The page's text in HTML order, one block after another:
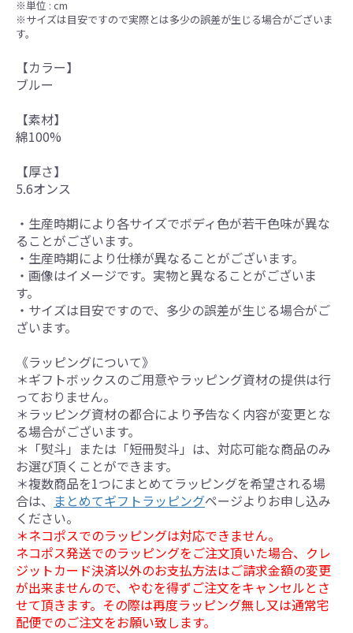
※単位 : cm
※サイズは目安ですので実際とは多少の誤差が生じる場合がございま
す。
【カラー】
ブルー
【素材】
綿100%
【厚さ】
5.6オンス
・生産時期により各サイズでボディ色が若干色味が異な
ることがございます。
・生産時期により仕様が異なることがございます。
・画像はイメージです。実物と異なることがございま
す。
・サイズは目安ですので、多少の誤差が生じる場合がご
ざいます。
《ラッピングについて》
＊ギフトボックスのご用意やラッピング資材の提供は行
っておりません。
＊ラッピング資材の都合により予告なく内容が変更とな
る場合がございます。
＊「熨斗」または「短冊熨斗」は、対応可能な商品のみ
お選び頂くことができます。
＊複数商品を1つにまとめてラッピングを希望される場
合は、 まとめてギフトラッピングページよりお申し込み
ください。
＊ネコポスでのラッピングは対応できません。
ネコポス発送でのラッピングをご注文頂いた場合、クレ
ジットカード決済以外のお支払方法はご請求金額の変更
が出来ませんので、やむを得ずご注文をキャンセルとさ
せて頂きます。その際は再度ラッピング無し又は通常宅
配便でのご注文をお願い致します。